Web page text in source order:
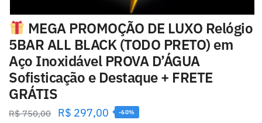
MEGA PROMOÇÃO DE LUXO Relógio
5BAR ALL BLACK (TODO PRETO) em
Aço Inoxidável PROVA D’ÁGUA
Sofisticação e Destaque + FRETE
GRÁTIS
R$750,00 R$ 297,00 -60%